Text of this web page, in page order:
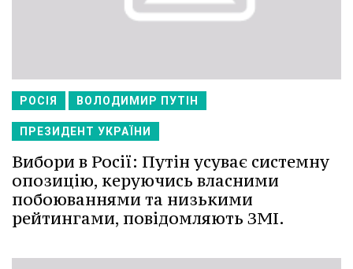
РОСІЯ ВОЛОДИМИР ПУТІН
ПРЕЗИДЕНТ УКРАЇНИ
Вибори в Росії: Путін усуває системну
опозицію, керуючись власними
побоюваннями та низькими
рейтингами, повідомляють ЗМІ.